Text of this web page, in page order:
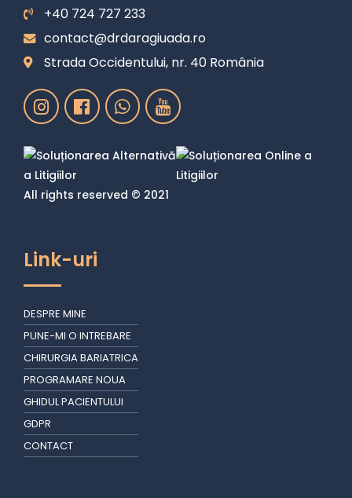
+40 724 727 233
contact@drdaragiuada.ro
Strada Occidentului, nr. 40 România
All rights reserved © 2021
Link-uri
DESPRE MINE
PUNE-MI O INTREBARE
CHIRURGIA BARIATRICA
PROGRAMARE NOUA
GHIDUL PACIENTULUI
GDPR
CONTACT